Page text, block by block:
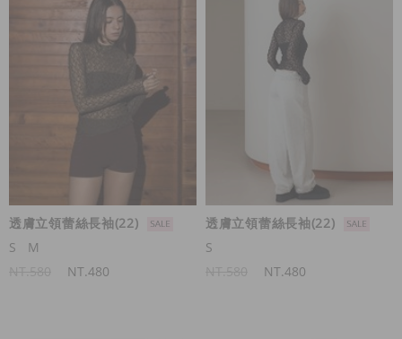
透膚立領蕾絲長袖(22)
S
M
NT.480
透膚立領蕾絲長袖(22)
S
NT.480